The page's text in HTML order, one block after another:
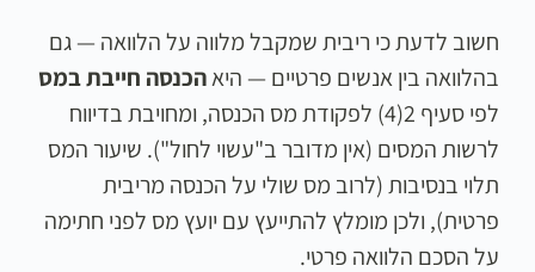
חשוב לדעת כי ריבית שמקבל מלווה על הלוואה — גם
בהלוואה בין אנשים פרטיים — היאהכנסה חייבת במס
לפי סעיף 2(4) לפקודת מס הכנסה, ומחויבת בדיווח
לרשות המסים (אין מדובר ב"עשוי לחול"). שיעור המס
תלוי בנסיבות (לרוב מס שולי על הכנסה מריבית
פרטית), ולכן מומלץ להתייעץ עם יועץ מס לפני חתימה
על הסכם הלוואה פרטי.